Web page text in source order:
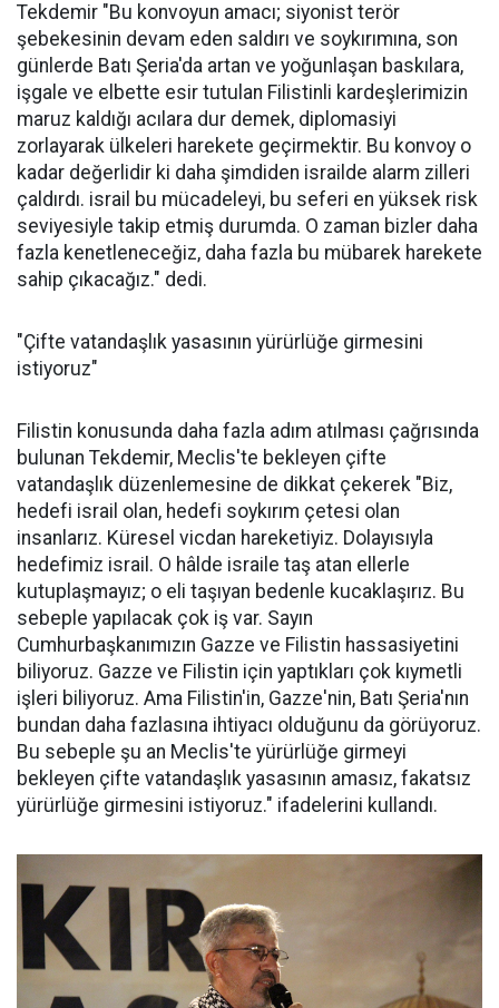
Tekdemir "Bu konvoyun amacı; siyonist terör
şebekesinin devam eden saldırı ve soykırımına, son
günlerde Batı Şeria'da artan ve yoğunlaşan baskılara,
işgale ve elbette esir tutulan Filistinli kardeşlerimizin
maruz kaldığı acılara dur demek, diplomasiyi
zorlayarak ülkeleri harekete geçirmektir. Bu konvoy o
kadar değerlidir ki daha şimdiden israilde alarm zilleri
çaldırdı. israil bu mücadeleyi, bu seferi en yüksek risk
seviyesiyle takip etmiş durumda. O zaman bizler daha
fazla kenetleneceğiz, daha fazla bu mübarek harekete
sahip çıkacağız." dedi.
"Çifte vatandaşlık yasasının yürürlüğe girmesini
istiyoruz"
Filistin konusunda daha fazla adım atılması çağrısında
bulunan Tekdemir, Meclis'te bekleyen çifte
vatandaşlık düzenlemesine de dikkat çekerek "Biz,
hedefi israil olan, hedefi soykırım çetesi olan
insanlarız. Küresel vicdan hareketiyiz. Dolayısıyla
hedefimiz israil. O hâlde israile taş atan ellerle
kutuplaşmayız; o eli taşıyan bedenle kucaklaşırız. Bu
sebeple yapılacak çok iş var. Sayın
Cumhurbaşkanımızın Gazze ve Filistin hassasiyetini
biliyoruz. Gazze ve Filistin için yaptıkları çok kıymetli
işleri biliyoruz. Ama Filistin'in, Gazze'nin, Batı Şeria'nın
bundan daha fazlasına ihtiyacı olduğunu da görüyoruz.
Bu sebeple şu an Meclis'te yürürlüğe girmeyi
bekleyen çifte vatandaşlık yasasının amasız, fakatsız
yürürlüğe girmesini istiyoruz." ifadelerini kullandı.